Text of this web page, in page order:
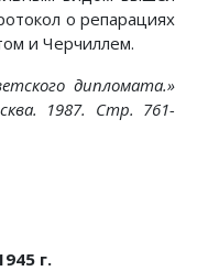
о репарациях
и Черчиллем.
дипломата.»
1987. Стр. 761-
г.